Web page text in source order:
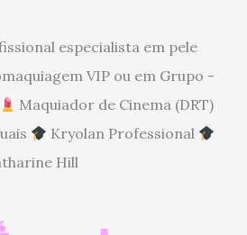
especialista em pele
VIP ou em Grupo -
Maquiador de Cinema (DRT)
Kryolan Professional
Hill